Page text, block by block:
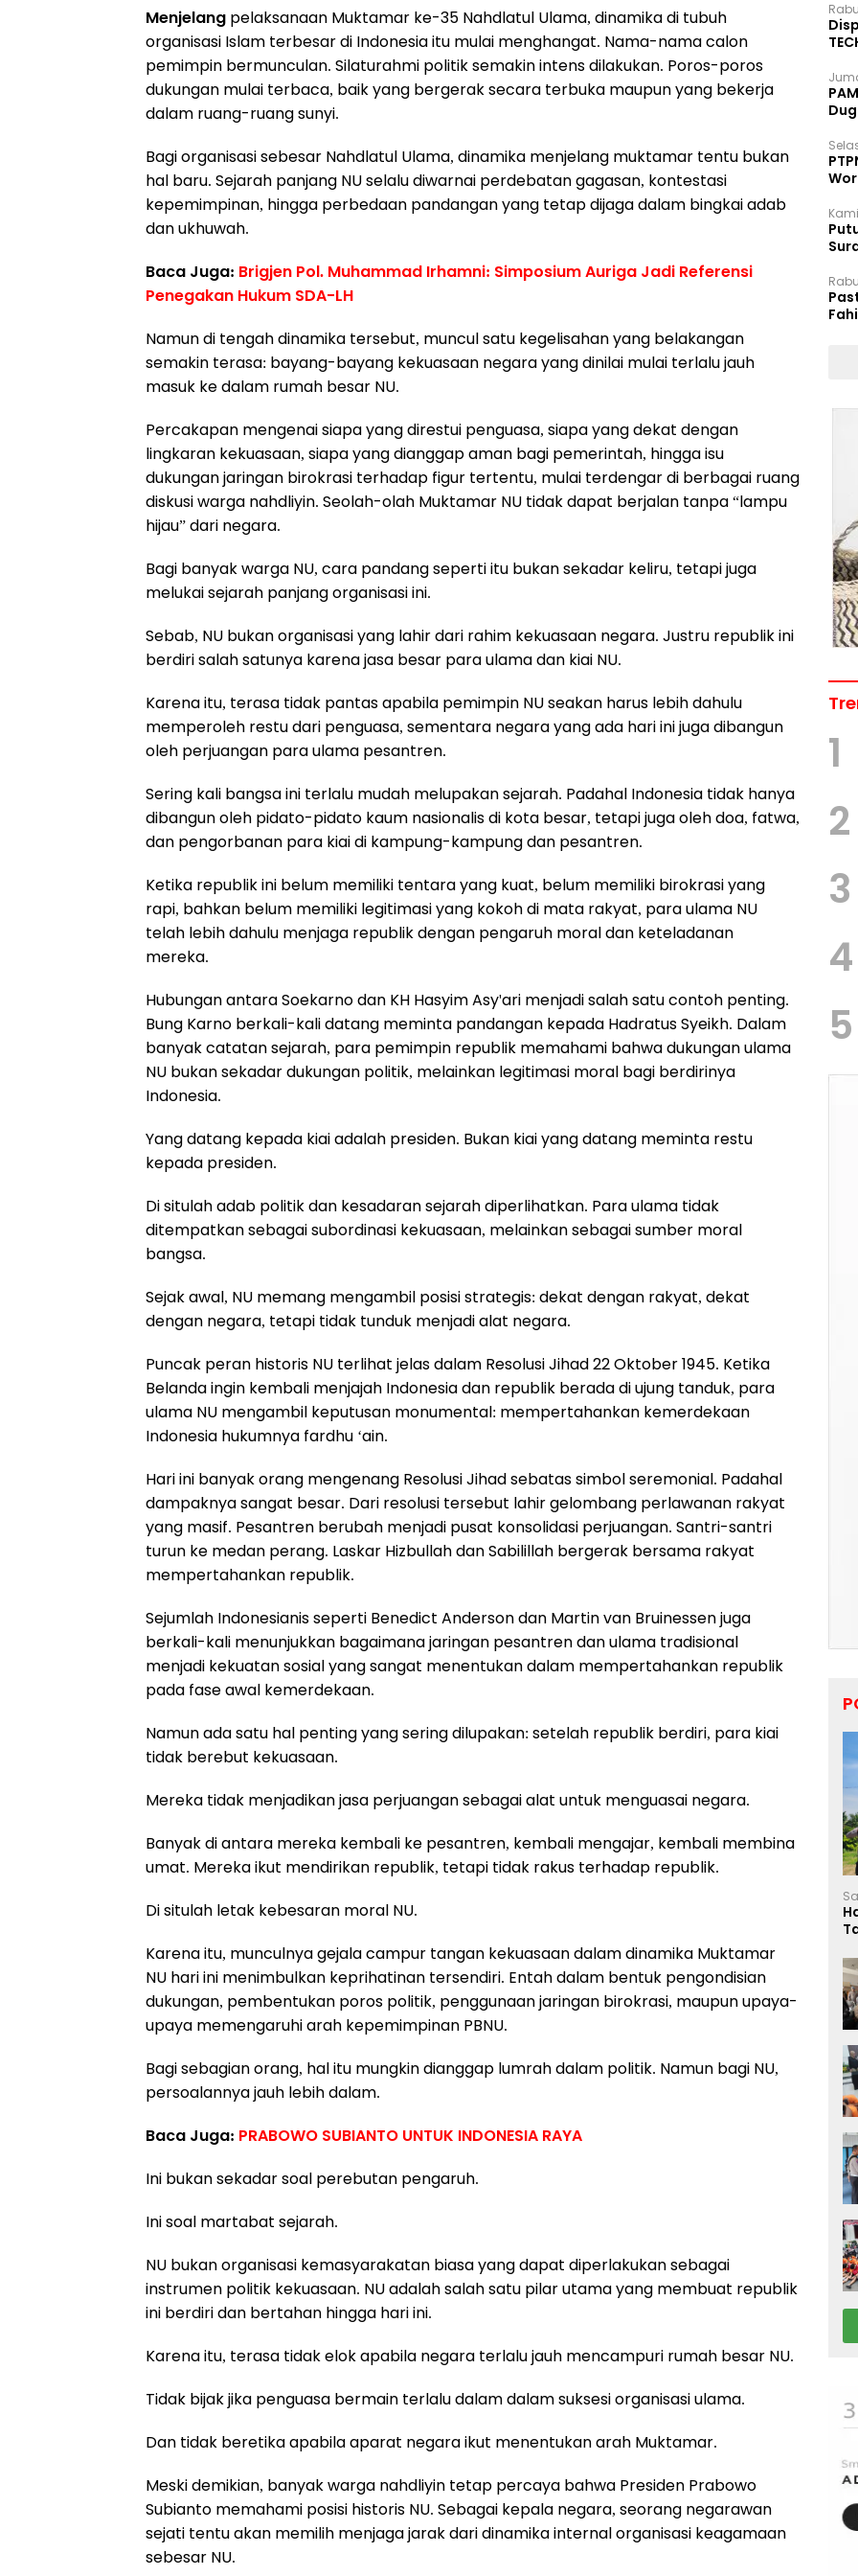
Menjelang pelaksanaan Muktamar ke-35 Nahdlatul Ulama, dinamika di tubuh
organisasi Islam terbesar di Indonesia itu mulai menghangat. Nama-nama calon
pemimpin bermunculan. Silaturahmi politik semakin intens dilakukan. Poros-poros
dukungan mulai terbaca, baik yang bergerak secara terbuka maupun yang bekerja
dalam ruang-ruang sunyi.
Bagi organisasi sebesar Nahdlatul Ulama, dinamika menjelang muktamar tentu bukan
hal baru. Sejarah panjang NU selalu diwarnai perdebatan gagasan, kontestasi
kepemimpinan, hingga perbedaan pandangan yang tetap dijaga dalam bingkai adab
dan ukhuwah.
Baca Juga: Brigjen Pol. Muhammad Irhamni: Simposium Auriga Jadi Referensi
Penegakan Hukum SDA-LH
Namun di tengah dinamika tersebut, muncul satu kegelisahan yang belakangan
semakin terasa: bayang-bayang kekuasaan negara yang dinilai mulai terlalu jauh
masuk ke dalam rumah besar NU.
Percakapan mengenai siapa yang direstui penguasa, siapa yang dekat dengan
lingkaran kekuasaan, siapa yang dianggap aman bagi pemerintah, hingga isu
dukungan jaringan birokrasi terhadap figur tertentu, mulai terdengar di berbagai ruang
diskusi warga nahdliyin. Seolah-olah Muktamar NU tidak dapat berjalan tanpa “lampu
hijau” dari negara.
Bagi banyak warga NU, cara pandang seperti itu bukan sekadar keliru, tetapi juga
melukai sejarah panjang organisasi ini.
Sebab, NU bukan organisasi yang lahir dari rahim kekuasaan negara. Justru republik ini
berdiri salah satunya karena jasa besar para ulama dan kiai NU.
Karena itu, terasa tidak pantas apabila pemimpin NU seakan harus lebih dahulu
memperoleh restu dari penguasa, sementara negara yang ada hari ini juga dibangun
oleh perjuangan para ulama pesantren.
Sering kali bangsa ini terlalu mudah melupakan sejarah. Padahal Indonesia tidak hanya
dibangun oleh pidato-pidato kaum nasionalis di kota besar, tetapi juga oleh doa, fatwa,
dan pengorbanan para kiai di kampung-kampung dan pesantren.
Ketika republik ini belum memiliki tentara yang kuat, belum memiliki birokrasi yang
rapi, bahkan belum memiliki legitimasi yang kokoh di mata rakyat, para ulama NU
telah lebih dahulu menjaga republik dengan pengaruh moral dan keteladanan
mereka.
Hubungan antara Soekarno dan KH Hasyim Asy'ari menjadi salah satu contoh penting.
Bung Karno berkali-kali datang meminta pandangan kepada Hadratus Syeikh. Dalam
banyak catatan sejarah, para pemimpin republik memahami bahwa dukungan ulama
NU bukan sekadar dukungan politik, melainkan legitimasi moral bagi berdirinya
Indonesia.
Yang datang kepada kiai adalah presiden. Bukan kiai yang datang meminta restu
kepada presiden.
Di situlah adab politik dan kesadaran sejarah diperlihatkan. Para ulama tidak
ditempatkan sebagai subordinasi kekuasaan, melainkan sebagai sumber moral
bangsa.
Sejak awal, NU memang mengambil posisi strategis: dekat dengan rakyat, dekat
dengan negara, tetapi tidak tunduk menjadi alat negara.
Puncak peran historis NU terlihat jelas dalam Resolusi Jihad 22 Oktober 1945. Ketika
Belanda ingin kembali menjajah Indonesia dan republik berada di ujung tanduk, para
ulama NU mengambil keputusan monumental: mempertahankan kemerdekaan
Indonesia hukumnya fardhu ‘ain.
Hari ini banyak orang mengenang Resolusi Jihad sebatas simbol seremonial. Padahal
dampaknya sangat besar. Dari resolusi tersebut lahir gelombang perlawanan rakyat
yang masif. Pesantren berubah menjadi pusat konsolidasi perjuangan. Santri-santri
turun ke medan perang. Laskar Hizbullah dan Sabilillah bergerak bersama rakyat
mempertahankan republik.
Sejumlah Indonesianis seperti Benedict Anderson dan Martin van Bruinessen juga
berkali-kali menunjukkan bagaimana jaringan pesantren dan ulama tradisional
menjadi kekuatan sosial yang sangat menentukan dalam mempertahankan republik
pada fase awal kemerdekaan.
Namun ada satu hal penting yang sering dilupakan: setelah republik berdiri, para kiai
tidak berebut kekuasaan.
Mereka tidak menjadikan jasa perjuangan sebagai alat untuk menguasai negara.
Banyak di antara mereka kembali ke pesantren, kembali mengajar, kembali membina
umat. Mereka ikut mendirikan republik, tetapi tidak rakus terhadap republik.
Di situlah letak kebesaran moral NU.
Karena itu, munculnya gejala campur tangan kekuasaan dalam dinamika Muktamar
NU hari ini menimbulkan keprihatinan tersendiri. Entah dalam bentuk pengondisian
dukungan, pembentukan poros politik, penggunaan jaringan birokrasi, maupun upaya-
upaya memengaruhi arah kepemimpinan PBNU.
Bagi sebagian orang, hal itu mungkin dianggap lumrah dalam politik. Namun bagi NU,
persoalannya jauh lebih dalam.
Baca Juga: PRABOWO SUBIANTO UNTUK INDONESIA RAYA
Ini bukan sekadar soal perebutan pengaruh.
Ini soal martabat sejarah.
NU bukan organisasi kemasyarakatan biasa yang dapat diperlakukan sebagai
instrumen politik kekuasaan. NU adalah salah satu pilar utama yang membuat republik
ini berdiri dan bertahan hingga hari ini.
Karena itu, terasa tidak elok apabila negara terlalu jauh mencampuri rumah besar NU.
Tidak bijak jika penguasa bermain terlalu dalam dalam suksesi organisasi ulama.
Dan tidak beretika apabila aparat negara ikut menentukan arah Muktamar.
Meski demikian, banyak warga nahdliyin tetap percaya bahwa Presiden Prabowo
Subianto memahami posisi historis NU. Sebagai kepala negara, seorang negarawan
sejati tentu akan memilih menjaga jarak dari dinamika internal organisasi keagamaan
sebesar NU.
1
2
3
4
5